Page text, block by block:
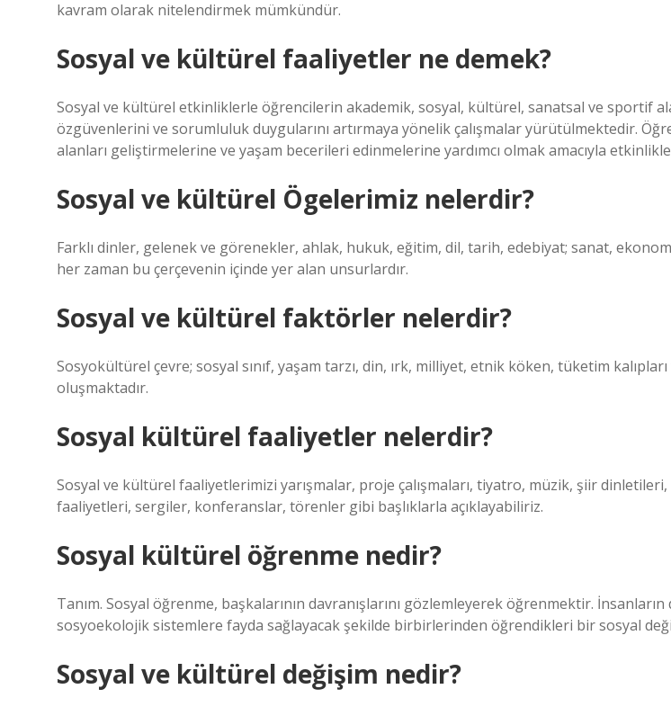
kavram olarak nitelendirmek mümkündür.
Sosyal ve kültürel faaliyetler ne demek?
Sosyal ve kültürel etkinliklerle öğrencilerin akademik, sosyal, kültürel, sanatsal ve sportif
özgüvenlerini ve sorumluluk duygularını artırmaya yönelik çalışmalar yürütülmektedir.
alanları geliştirmelerine ve yaşam becerileri edinmelerine yardımcı olmak amacıyla
Sosyal ve kültürel Ögelerimiz nelerdir?
Farklı dinler, gelenek ve görenekler, ahlak, hukuk, eğitim, dil, tarih, edebiyat; sanat,
her zaman bu çerçevenin içinde yer alan unsurlardır.
Sosyal ve kültürel faktörler nelerdir?
Sosyokültürel çevre; sosyal sınıf, yaşam tarzı, din, ırk, milliyet, etnik köken, tüketim kalıpları
oluşmaktadır.
Sosyal kültürel faaliyetler nelerdir?
Sosyal ve kültürel faaliyetlerimizi yarışmalar, proje çalışmaları, tiyatro, müzik, şiir
faaliyetleri, sergiler, konferanslar, törenler gibi başlıklarla açıklayabiliriz.
Sosyal kültürel öğrenme nedir?
Tanım. Sosyal öğrenme, başkalarının davranışlarını gözlemleyerek öğrenmektir.
sosyoekolojik sistemlere fayda sağlayacak şekilde birbirlerinden öğrendikleri bir sosyal
Sosyal ve kültürel değişim nedir?